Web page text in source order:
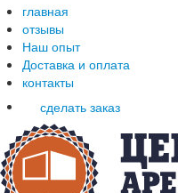
главная
отзывы
Наш опыт
Доставка и оплата
контакты
сделать заказ